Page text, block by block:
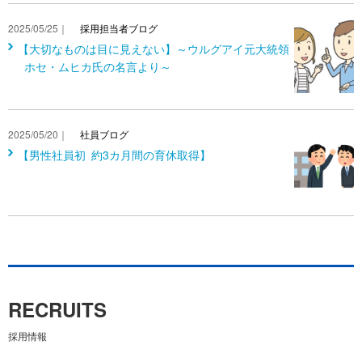
2025/05/25｜ 採用担当者ブログ
【大切なものは目に見えない】～ウルグアイ元大統領
ホセ・ムヒカ氏の名言より～
2025/05/20｜ 社員ブログ
【男性社員初 約3カ月間の育休取得】
RECRUITS
採用情報